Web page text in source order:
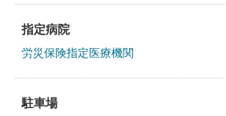
指定病院
労災保険指定医療機関
駐車場